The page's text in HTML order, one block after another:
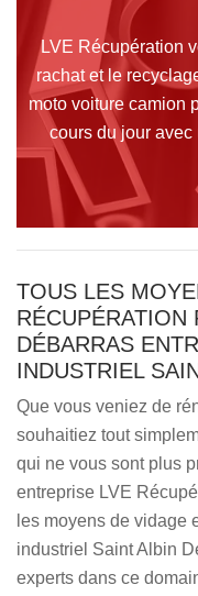
LVE Récupération
rachat et le
moto voiture camion
cours du jour
TOUS LES
RÉCUPÉRATION
DÉBARRAS
INDUSTRIEL
Que vous veniez de
souhaitiez tout
qui ne vous sont plus
entreprise LVE
les moyens de vidage
industriel Saint Albin
experts dans ce